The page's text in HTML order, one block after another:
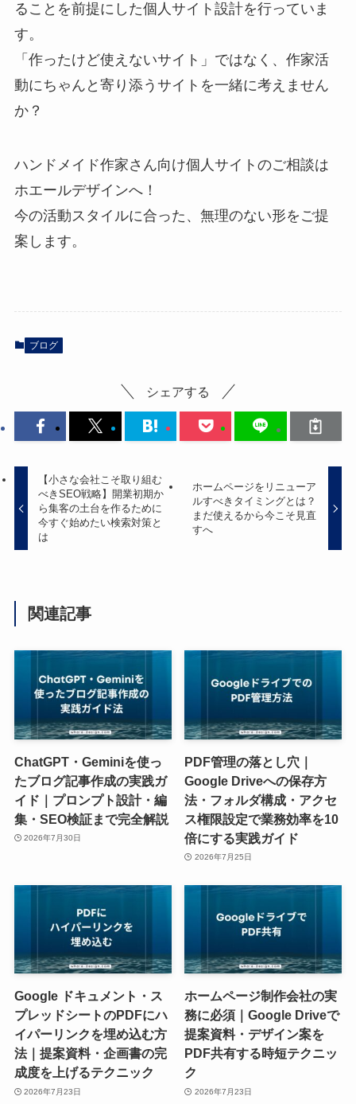
ることを前提にした個人サイト設計を行っていま
す。
「作ったけど使えないサイト」ではなく、作家活
動にちゃんと寄り添うサイトを一緒に考えません
か？
ハンドメイド作家さん向け個人サイトのご相談は
ホエールデザインへ！
今の活動スタイルに合った、無理のない形をご提
案します。
ブログ
シェアする
【小さな会社こそ取り組む
べきSEO戦略】開業初期か
ら集客の土台を作るために
今すぐ始めたい検索対策と
は
ホームページをリニューア
ルすべきタイミングとは？
まだ使えるから今こそ見直
すへ
関連記事
ChatGPT・Geminiを使っ
たブログ記事作成の実践ガ
イド｜プロンプト設計・編
集・SEO検証まで完全解説
2026年7月30日
PDF管理の落とし穴｜
Google Driveへの保存方
法・フォルダ構成・アクセ
ス権限設定で業務効率を10
倍にする実践ガイド
2026年7月25日
Google ドキュメント・ス
プレッドシートのPDFにハ
イパーリンクを埋め込む方
法｜提案資料・企画書の完
成度を上げるテクニック
2026年7月23日
ホームページ制作会社の実
務に必須｜Google Driveで
提案資料・デザイン案を
PDF共有する時短テクニッ
ク
2026年7月23日